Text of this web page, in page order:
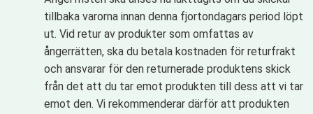
tillbaka varorna innan denna fjortondagars period löpt
ut. Vid retur av produkter som omfattas av
ångerrätten, ska du betala kostnaden för returfrakt
och ansvarar för den returnerade produktens skick
från det att du tar emot produkten till dess att vi tar
emot den. Vi rekommenderar därför att produkten